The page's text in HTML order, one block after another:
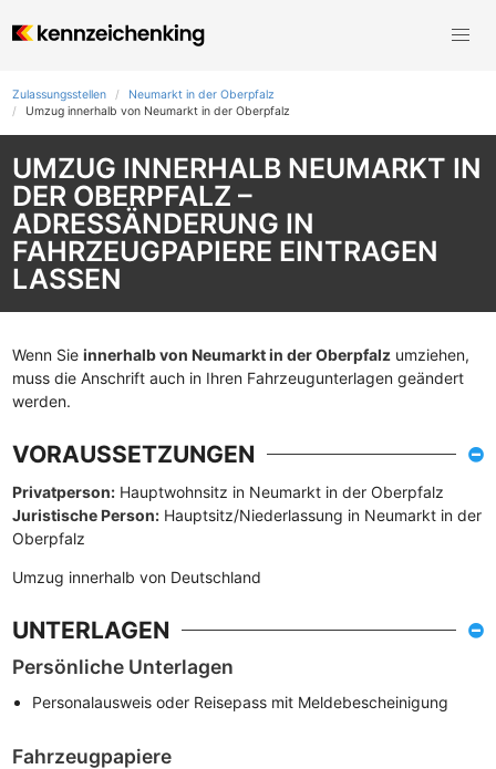
Zulassungsstellen
Neumarkt in der Oberpfalz
Umzug innerhalb von Neumarkt in der Oberpfalz
UMZUG INNERHALB NEUMARKT IN
DER OBERPFALZ –
ADRESSÄNDERUNG IN
FAHRZEUGPAPIERE EINTRAGEN
LASSEN
Wenn Sie innerhalb von Neumarkt in der Oberpfalz umziehen,
muss die Anschrift auch in Ihren Fahrzeugunterlagen geändert
werden.
VORAUSSETZUNGEN
Privatperson: Hauptwohnsitz in Neumarkt in der Oberpfalz
Juristische Person: Hauptsitz/Niederlassung in Neumarkt in der
Oberpfalz
Umzug innerhalb von Deutschland
UNTERLAGEN
Persönliche Unterlagen
Personalausweis oder Reisepass mit Meldebescheinigung
Fahrzeugpapiere